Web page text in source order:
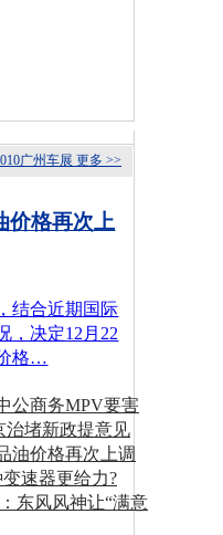
更多 >>
广州车展
价格再次上
结合近期国际
，决定12月22
格…
公商务MPV要害
治堵新政提意见
油价格再次上调
速器更给力?
东风风神让“满意